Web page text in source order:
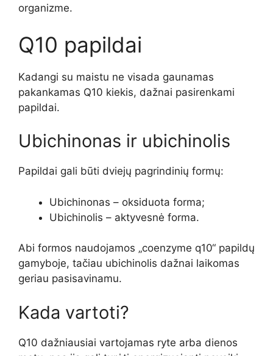
organizme.
Q10 papildai
Kadangi su maistu ne visada gaunamas
pakankamas Q10 kiekis, dažnai pasirenkami
papildai.
Ubichinonas ir ubichinolis
Papildai gali būti dviejų pagrindinių formų:
Ubichinonas – oksiduota forma;
Ubichinolis – aktyvesnė forma.
Abi formos naudojamos „coenzyme q10“ papildų
gamyboje, tačiau ubichinolis dažnai laikomas
geriau pasisavinamu.
Kada vartoti?
Q10 dažniausiai vartojamas ryte arba dienos